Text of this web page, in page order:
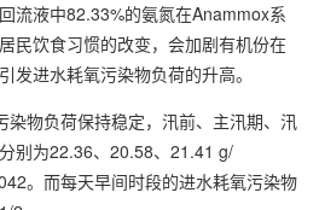
流液中82.33%的氨氮在Anammox系
民饮食习惯的改变，会加剧有机份在
发进水耗氧污染物负荷的升高。
染物负荷保持稳定，汛前、主汛期、汛
别为22.36、20.58、21.41 g/
。而每天早间时段的进水耗氧污染物